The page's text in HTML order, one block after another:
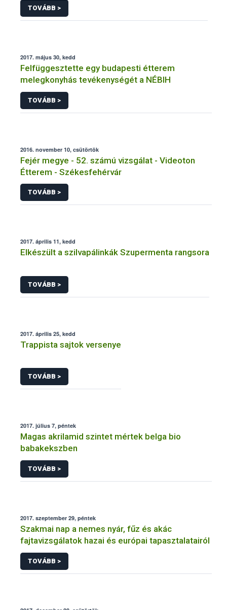
TOVÁBB >
2017. május 30, kedd
Felfüggesztette egy budapesti étterem
melegkonyhás tevékenységét a NÉBIH
TOVÁBB >
2016. november 10, csütörtök
Fejér megye - 52. számú vizsgálat - Videoton
Étterem - Székesfehérvár
TOVÁBB >
2017. április 11, kedd
Elkészült a szilvapálinkák Szupermenta rangsora
TOVÁBB >
2017. április 25, kedd
Trappista sajtok versenye
TOVÁBB >
2017. július 7, péntek
Magas akrilamid szintet mértek belga bio
babakekszben
TOVÁBB >
2017. szeptember 29, péntek
Szakmai nap a nemes nyár, fűz és akác
fajtavizsgálatok hazai és európai tapasztalatairól
TOVÁBB >